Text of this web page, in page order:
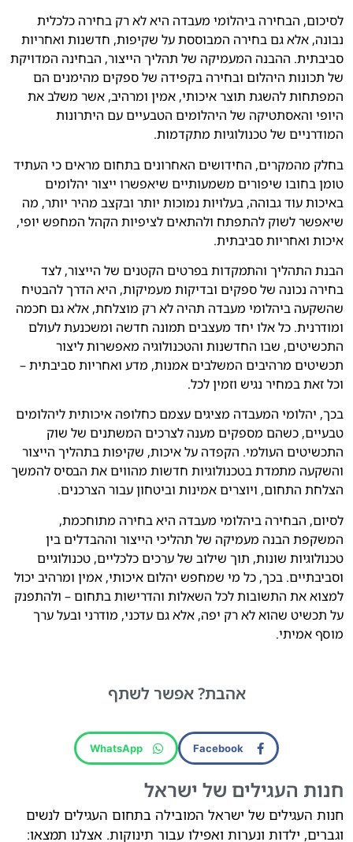
לסיכום, הבחירה ביהלומי מעבדה היא לא רק בחירה כלכלית
נבונה, אלא גם בחירה המבוססת על שקיפות, חדשנות ואחריות
סביבתית. ההבנה המעמיקה של תהליך הייצור, הבחינה המדויקת
של תכונות היהלום ובחירה בקפידה של ספקים מהימנים הם
המפתחות להשגת תוצר איכותי, אמין ומרהיב, אשר משלב את
היופי והאסתטיקה של היהלומים הטבעיים עם היתרונות
המודרניים של טכנולוגיות מתקדמות.
בחלק מהמקרים, החידושים האחרונים בתחום מראים כי העתיד
טומן בחובו שיפורים משמעותיים שיאפשרו ייצור יהלומים
באיכות עוד גבוהה, בעלויות נמוכות יותר ובקצב מהיר יותר, מה
שיאפשר לשוק להתפתח ולהתאים לציפיות הקהל המחפש יופי,
איכות ואחריות סביבתית.
הבנת התהליך והתמקדות בפרטים הקטנים של הייצור, לצד
בחירה נכונה של ספקים ובדיקות מעמיקות, היא הדרך להבטיח
שהשקעה ביהלומי מעבדה תהיה לא רק מוצלחת, אלא גם חכמה
ומודרנית. כל אלו יחד מעצבים תמונה חדשה ומשכנעת לעולם
התכשיטים, שבו החדשנות והטכנולוגיה מאפשרות ליצור
תכשיטים מרהיבים המשלבים אמנות, מדע ואחריות סביבתית –
וכל זאת במחיר נגיש וזמין לכל.
בכך, יהלומי המעבדה מציגים עצמם כחלופה איכותית ליהלומים
טבעיים, כשהם מספקים מענה לצרכים המשתנים של שוק
התכשיטים העולמי. הקפדה על איכות, שקיפות בתהליך הייצור
והשקעה מתמדת בטכנולוגיות חדשות מהווים את הבסיס להמשך
הצלחת התחום, ויוצרים אמינות וביטחון עבור הצרכנים.
לסיום, הבחירה ביהלומי מעבדה היא בחירה מתוחכמת,
המשקפת הבנה מעמיקה של תהליכי הייצור וההבדלים בין
טכנולוגיות שונות, תוך שילוב של ערכים כלכליים, טכנולוגיים
וסביבתיים. בכך, כל מי שמחפש יהלום איכותי, אמין ומרהיב יכול
למצוא את התשובות לכל השאלות והדרישות בתחום – ולהתפנק
על תכשיט שהוא לא רק יפה, אלא גם עדכני, מודרני ובעל ערך
מוסף אמיתי.
אהבת? אפשר לשתף
Facebook
WhatsApp
חנות העגילים של ישראל
חנות העגילים של ישראל המובילה בתחום העגילים לנשים
וגברים, ילדות ונערות ואפילו עבור תינוקות. אצלנו תמצאו: